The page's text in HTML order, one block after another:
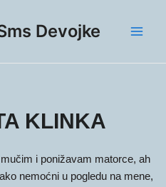
Devojke
KLINKA
i ponižavam matorce, ah
nemoćni u pogledu na mene,